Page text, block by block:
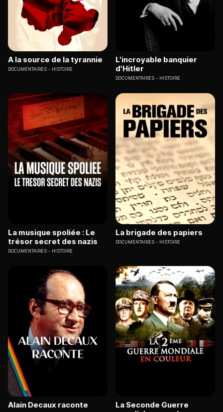
A la source de la tyrannie
DOCUMENTAIRES HISTOIRE
L'incroyable banquier
d'Hitler
DOCUMENTAIRES HISTOIRE
La musique spoliée : Le
trésor secret des nazis
DOCUMENTAIRES HISTOIRE
La brigade des papiers
DOCUMENTAIRES HISTOIRE
Alain Decaux raconte
La Seconde Guerre